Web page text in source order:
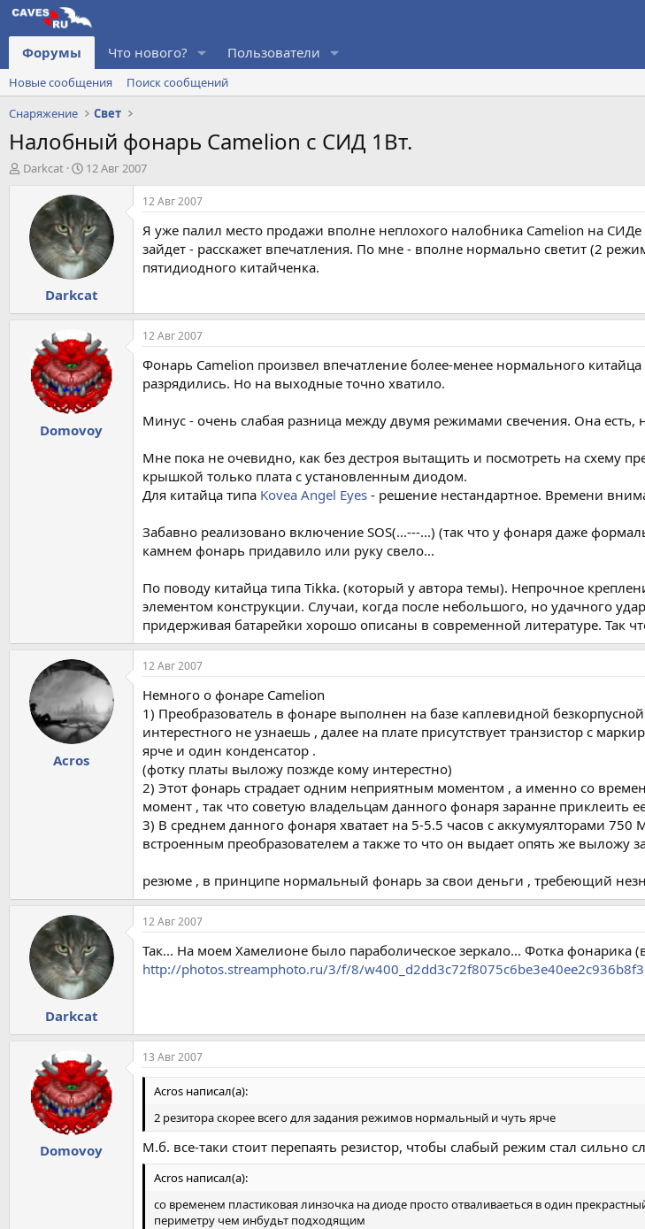
Форумы Что нового? Пользователи
Новые сообщения
Поиск сообщений
Снаряжение
Свет
Налобный фонарь Camelion с СИД 1Вт.
А
Darkcat
Д
т
а
н
а
ч
а
л
а
12 Авг 2007
Darkcat
12 Авг 2007
Я уже палил место продажи вполне неплохого налобника Camelion на
зайдет - расскажет впечатления. По мне - вполне нормально светит (2
пятидиодного китайченка.
Domovoy
12 Авг 2007
Фонарь Camelion произвел впечатление более-менее нормального
разрядились. Но на выходные точно хватило.
Минус - очень слабая разница между двумя режимами свечения. Она
Мне пока не очевидно, как без дестроя вытащить и посмотреть на схему
крышкой только плата с установленным диодом.
Для китайца типа Kovea Angel Eyes - решение нестандартное. Времени
Забавно реализовано включение SOS(...---...) (так что у фонаря даже
камнем фонарь придавило или руку свело...
По поводу китайца типа Tikka. (который у автора темы). Непрочное
элементом конструкции. Случаи, когда после небольшого, но удачного
придерживая батарейки хорошо описаны в современной литературе. Так
Acros
12 Авг 2007
Немного о фонаре Camelion
1) Преобразователь в фонаре выполнен на базе каплевидной
интерестного не узнаешь , далее на плате присутствует транзистор с
ярче и один конденсатор .
(фотку платы выложу позжде кому интерестно)
2) Этот фонарь страдает одним неприятным моментом , а именно со
момент , так что советую владельцам данного фонаря заранне приклеить
3) В среднем данного фонаря хватает на 5-5.5 часов с аккумуялторами
встроенным преобразователем а также то что он выдает опять же выложу
резюме , в принципе нормальный фонарь за свои деньги , требеющий
Darkcat
12 Авг 2007
Так... На моем Хамелионе было параболическое зеркало... Фотка фонарика
http://photos.streamphoto.ru/3/f/8/
Domovoy
13 Авг 2007
Acros написал(а):
2 резитора скорее всего для задания режимов нормальный и чуть ярче
М.б. все-таки стоит перепаять резистор, чтобы слабый режим стал сильно
Acros написал(а):
со временем пластиковая линзочка на диоде просто отваливаеться в один
периметру чем инбудьт подходящим